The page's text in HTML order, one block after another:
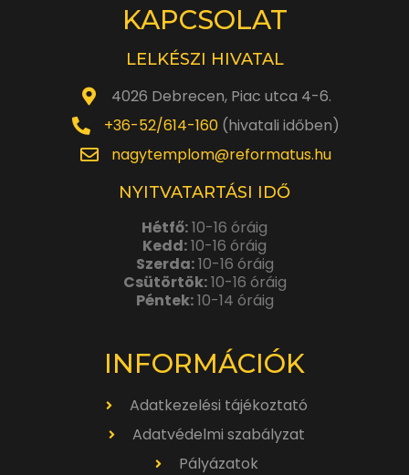
KAPCSOLAT
LELKÉSZI HIVATAL
4026 Debrecen, Piac utca 4-6.
+36-52/614-160(hivatali időben)
nagytemplom@reformatus.hu
NYITVATARTÁSI IDŐ
Hétfő:10-16 óráig
Kedd:10-16 óráig
Szerda:10-16 óráig
Csütörtök:10-16 óráig
Péntek:10-14 óráig
INFORMÁCIÓK
Adatkezelési tájékoztató
Adatvédelmi szabályzat
Pályázatok